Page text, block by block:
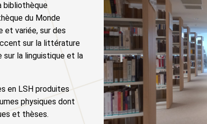
bibliothèque
du Monde
et variée, sur des
sur la littérature
sur la linguistique et la
en LSH produites
physiques dont
et thèses.